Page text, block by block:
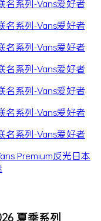
Premium反光日本
夏季系列